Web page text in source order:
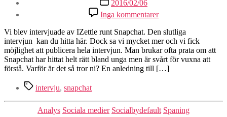
2016/02/06
Inga kommentarertill
IZettle
intervjuade
oss
om
Snapchat
Vi blev intervjuade av IZettle runt Snapchat. Den slutliga
intervjun kan du hitta här. Dock sa vi mycket mer och vi fick
möjlighet att publicera hela intervjun. Man brukar ofta prata om att
Snapchat har hittat helt rätt bland unga men är svårt för vuxna att
förstå. Varför är det så tror ni? En anledning till […]
Etiketter
intervju, snapchat
Kategorier
Analys Sociala medier Socialbydefault Spaning